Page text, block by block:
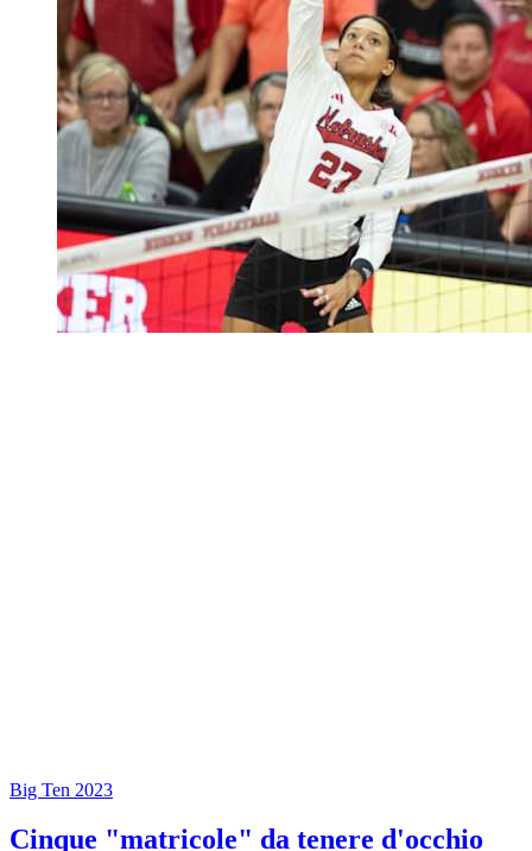
Big Ten 2023
Cinque "matricole" da tenere d'occhio